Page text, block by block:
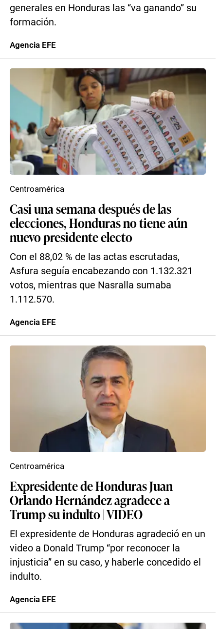
generales en Honduras las “va ganando” su
formación.
Agencia EFE
Casi una semana después de las
elecciones, Honduras no tiene aún
nuevo presidente electo
Con el 88,02 % de las actas escrutadas,
Asfura seguía encabezando con 1.132.321
votos, mientras que Nasralla sumaba
1.112.570.
Centroamérica
Agencia EFE
Expresidente de Honduras Juan
Orlando Hernández agradece a
Trump su indulto | VIDEO
El expresidente de Honduras agradeció en un
video a Donald Trump “por reconocer la
injusticia” en su caso, y haberle concedido el
indulto.
Centroamérica
Agencia EFE